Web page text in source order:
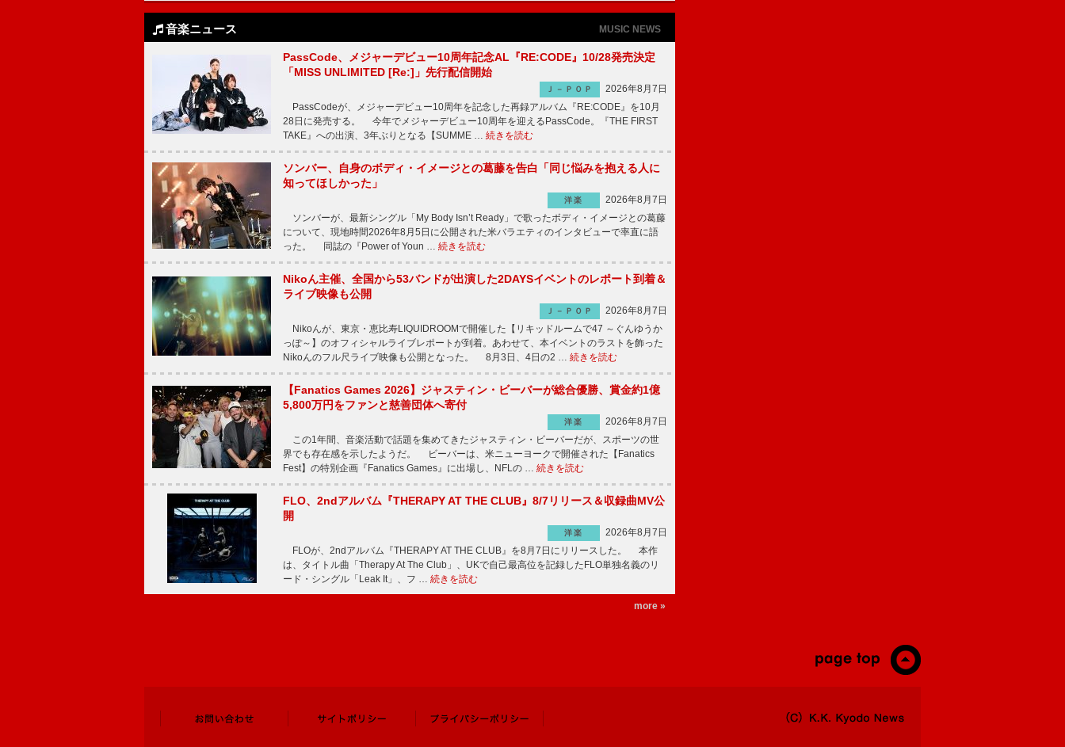
音楽ニュース MUSIC NEWS
PassCode、メジャーデビュー10周年記念AL『RE:CODE』10/28発売決定
「MISS UNLIMITED [Re:]」先行配信開始
Ｊ－ＰＯＰ
2026年8月7日
PassCodeが、メジャーデビュー10周年を記念した再録アルバム『RE:CODE』を10月
28日に発売する。 今年でメジャーデビュー10周年を迎えるPassCode。『THE FIRST
TAKE』への出演、3年ぶりとなる【SUMME … 続きを読む
ソンバー、自身のボディ・イメージとの葛藤を告白「同じ悩みを抱える人に
知ってほしかった」
洋楽
2026年8月7日
ソンバーが、最新シングル「My Body Isn’t Ready」で歌ったボディ・イメージとの葛藤
について、現地時間2026年8月5日に公開された米バラエティのインタビューで率直に語
った。 同誌の『Power of Youn … 続きを読む
Nikoん主催、全国から53バンドが出演した2DAYSイベントのレポート到着＆
ライブ映像も公開
Ｊ－ＰＯＰ
2026年8月7日
Nikoんが、東京・恵比寿LIQUIDROOMで開催した【リキッドルームで47 ～ぐんゆうか
っぽ～】のオフィシャルライブレポートが到着。あわせて、本イベントのラストを飾った
Nikoんのフル尺ライブ映像も公開となった。 8月3日、4日の2 … 続きを読む
【Fanatics Games 2026】ジャスティン・ビーバーが総合優勝、賞金約1億
5,800万円をファンと慈善団体へ寄付
洋楽
2026年8月7日
この1年間、音楽活動で話題を集めてきたジャスティン・ビーバーだが、スポーツの世
界でも存在感を示したようだ。 ビーバーは、米ニューヨークで開催された【Fanatics
Fest】の特別企画『Fanatics Games』に出場し、NFLの … 続きを読む
FLO、2ndアルバム『THERAPY AT THE CLUB』8/7リリース＆収録曲MV公
開
洋楽
2026年8月7日
FLOが、2ndアルバム『THERAPY AT THE CLUB』を8月7日にリリースした。 本作
は、タイトル曲「Therapy At The Club」、UKで自己最高位を記録したFLO単独名義のリ
ード・シングル「Leak It」、フ … 続きを読む
more »